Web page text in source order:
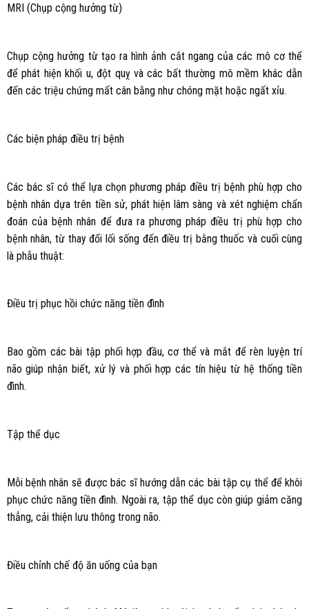
MRI (Chụp cộng hưởng từ)
Chụp cộng hưởng từ tạo ra hình ảnh cắt ngang của các mô cơ thể
để phát hiện khối u, đột quỵ và các bất thường mô mềm khác dẫn
đến các triệu chứng mất cân bằng như chóng mặt hoặc ngất xỉu.
Các biện pháp điều trị bệnh
Các bác sĩ có thể lựa chọn phương pháp điều trị bệnh phù hợp cho
bệnh nhân dựa trên tiền sử, phát hiện lâm sàng và xét nghiệm chẩn
đoán của bệnh nhân để đưa ra phương pháp điều trị phù hợp cho
bệnh nhân, từ thay đổi lối sống đến điều trị bằng thuốc và cuối cùng
là phẫu thuật:
Điều trị phục hồi chức năng tiền đình
Bao gồm các bài tập phối hợp đầu, cơ thể và mắt để rèn luyện trí
não giúp nhận biết, xử lý và phối hợp các tín hiệu từ hệ thống tiền
đình.
Tập thể dục
Mỗi bệnh nhân sẽ được bác sĩ hướng dẫn các bài tập cụ thể để khôi
phục chức năng tiền đình. Ngoài ra, tập thể dục còn giúp giảm căng
thẳng, cải thiện lưu thông trong não.
Điều chỉnh chế độ ăn uống của bạn